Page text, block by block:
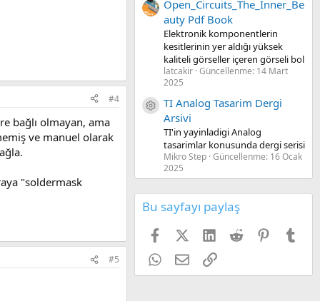
#4
bağlı olmayan, ama
ve manuel olarak
"soldermask
#5
Open_Circuits_The_Inner_Be
auty Pdf Book
Elektronik komponentlerin
kesitlerinin yer aldığı yüksek
kaliteli görseller içeren görseli bol
latcakir Güncellenme: 14 Mart
2025
Kaynak ikon/amblem
TI Analog Tasarim Dergi
Arsivi
TI'in yayinladigi Analog
tasarimlar konusunda dergi serisi
Mikro Step Güncellenme: 16 Ocak
2025
Bu sayfayı paylaş
FacebookX (Twitter)
LinkedIn
Reddit Pinterest
WhatsApp
E-postaLink